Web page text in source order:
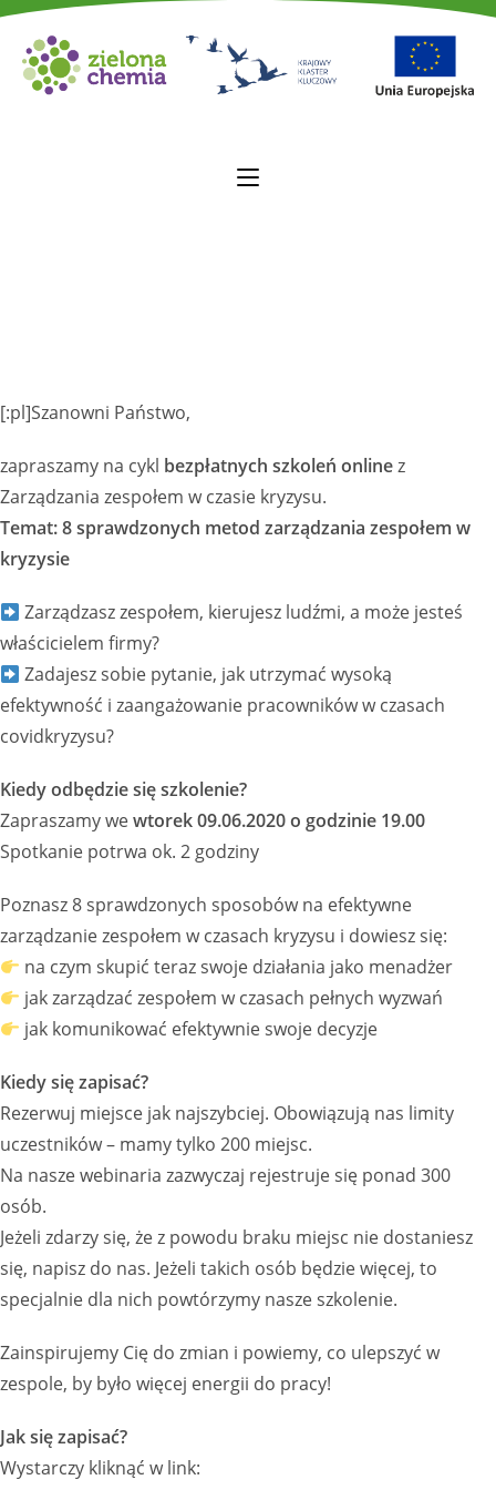
[:pl]Szanowni Państwo,
zapraszamy na cykl bezpłatnych szkoleń onlinez
Zarządzania zespołem w czasie kryzysu.
Temat: 8 sprawdzonych metod zarządzania zespołem w
kryzysie
️Zarządzasz zespołem, kierujesz ludźmi, a może jesteś
właścicielem firmy?
Zadajesz sobie pytanie, jak utrzymać wysoką
efektywność i zaangażowanie pracowników w czasach
covidkryzysu?
Kiedy odbędzie się szkolenie?
Zapraszamy wewtorek 09.06.2020 o godzinie 19.00
Spotkanie potrwa ok. 2 godziny
Poznasz 8 sprawdzonych sposobów na efektywne
zarządzanie zespołem w czasach kryzysu i dowiesz się:
na czym skupić teraz swoje działania jako menadżer
jak zarządzać zespołem w czasach pełnych wyzwań
jak komunikować efektywnie swoje decyzje
Kiedy się zapisać?
Rezerwuj miejsce jak najszybciej. Obowiązują nas limity
uczestników – mamy tylko 200 miejsc.
Na nasze webinaria zazwyczaj rejestruje się ponad 300
osób.
Jeżeli zdarzy się, że z powodu braku miejsc nie dostaniesz
się, napisz do nas. Jeżeli takich osób będzie więcej, to
specjalnie dla nich powtórzymy nasze szkolenie.
Zainspirujemy Cię do zmian i powiemy, co ulepszyć w
zespole, by było więcej energii do pracy!
Jak się zapisać?
Wystarczy kliknąć w link: